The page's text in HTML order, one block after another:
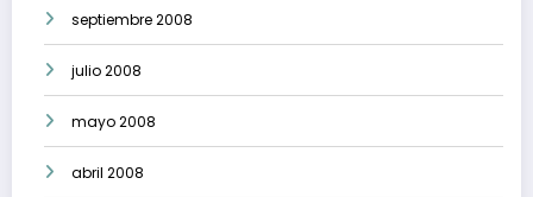
septiembre 2008
julio 2008
mayo 2008
abril 2008